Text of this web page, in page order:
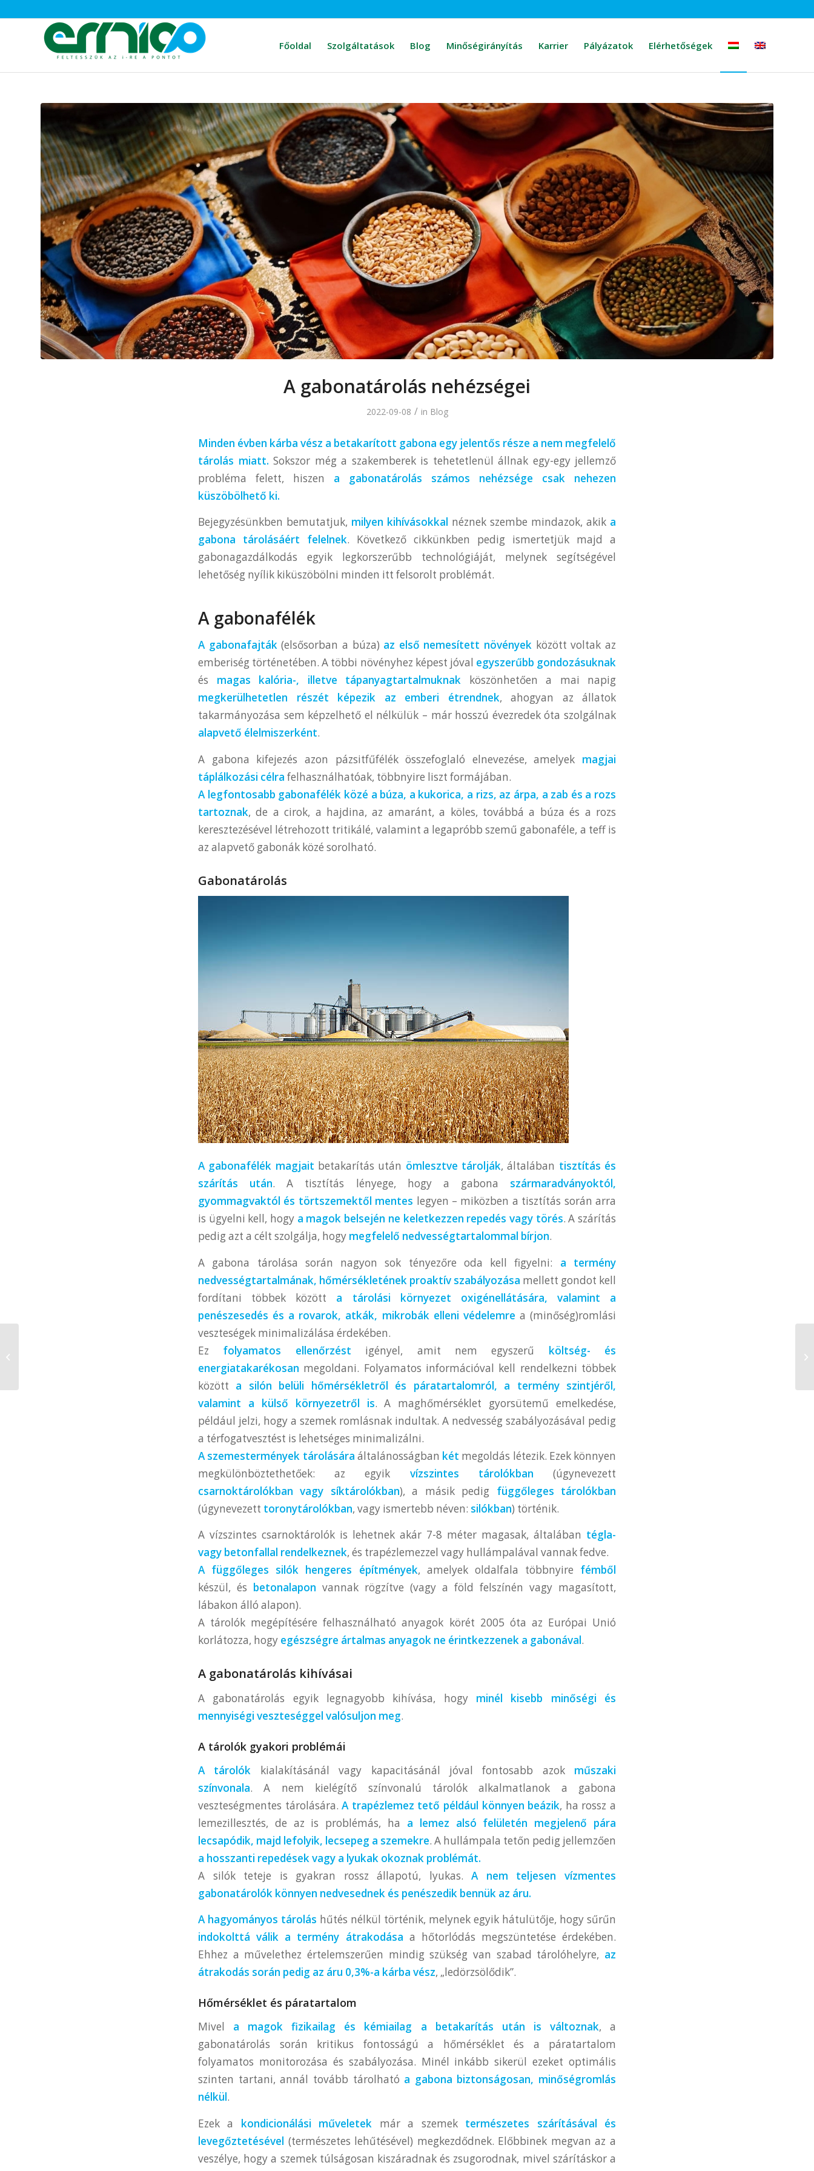
Főoldal Szolgáltatások Blog Minőségirányítás Karrier Pályázatok Elérhetőségek
A gabonatárolás nehézségei
2022-09-08 / in Blog
Minden évben kárba vész a betakarított gabona egy jelentős része a nem megfelelő
tárolás miatt. Sokszor még a szakemberek is tehetetlenül állnak egy-egy jellemző
probléma felett, hiszen a gabonatárolás számos nehézsége csak nehezen
küszöbölhető ki.
Bejegyzésünkben bemutatjuk, milyen kihívásokkal néznek szembe mindazok, akik a
gabona tárolásáért felelnek. Következő cikkünkben pedig ismertetjük majd a
gabonagazdálkodás egyik legkorszerűbb technológiáját, melynek segítségével
lehetőség nyílik kiküszöbölni minden itt felsorolt problémát.
A gabonafélék
A gabonafajták(elsősorban a búza) az első nemesített növények között voltak az
emberiség történetében. A többi növényhez képest jóval egyszerűbb gondozásuknak
és magas kalória-, illetve tápanyagtartalmuknak köszönhetően a mai napig
megkerülhetetlen részét képezik az emberi étrendnek, ahogyan az állatok
takarmányozása sem képzelhető el nélkülük – már hosszú évezredek óta szolgálnak
alapvető élelmiszerként.
A gabona kifejezés azon pázsitfűfélék összefoglaló elnevezése, amelyek magjai
táplálkozási célra felhasználhatóak, többnyire liszt formájában.
A legfontosabb gabonafélék közé a búza, a kukorica, a rizs, az árpa, a zab és a rozs
tartoznak, de a cirok, a hajdina, az amaránt, a köles, továbbá a búza és a rozs
keresztezésével létrehozott tritikálé, valamint a legapróbb szemű gabonaféle, a teff is
az alapvető gabonák közé sorolható.
Gabonatárolás
A gabonafélék magjait betakarítás után ömlesztve tárolják, általában tisztítás és
szárítás után. A tisztítás lényege, hogy a gabona szármaradványoktól,
gyommagvaktól és törtszemektől mentes legyen – miközben a tisztítás során arra
is ügyelni kell, hogy a magok belsején ne keletkezzen repedés vagy törés. A szárítás
pedig azt a célt szolgálja, hogy megfelelő nedvességtartalommal bírjon.
A gabona tárolása során nagyon sok tényezőre oda kell figyelni: a termény
nedvességtartalmának, hőmérsékletének proaktív szabályozása mellett gondot kell
fordítani többek között a tárolási környezet oxigénellátására, valamint a
penészesedés és a rovarok, atkák, mikrobák elleni védelemre a (minőség)romlási
veszteségek minimalizálása érdekében.
Ez folyamatos ellenőrzést igényel, amit nem egyszerű költség- és
energiatakarékosan megoldani. Folyamatos információval kell rendelkezni többek
között a silón belüli hőmérsékletről és páratartalomról, a termény szintjéről,
valamint a külső környezetről is. A maghőmérséklet gyorsütemű emelkedése,
például jelzi, hogy a szemek romlásnak indultak. A nedvesség szabályozásával pedig
a térfogatvesztést is lehetséges minimalizálni.
A szemestermények tárolására általánosságban két megoldás létezik. Ezek könnyen
megkülönböztethetőek: az egyik vízszintes tárolókban (úgynevezett
csarnoktárolókban vagy síktárolókban), a másik pedig függőleges tárolókban
(úgynevezett toronytárolókban, vagy ismertebb néven: silókban) történik.
A vízszintes csarnoktárolók is lehetnek akár 7-8 méter magasak, általában tégla-
vagy betonfallal rendelkeznek, és trapézlemezzel vagy hullámpalával vannak fedve.
A függőleges silók hengeres építmények, amelyek oldalfala többnyire fémből
készül, és betonalapon vannak rögzítve (vagy a föld felszínén vagy magasított,
lábakon álló alapon).
A tárolók megépítésére felhasználható anyagok körét 2005 óta az Európai Unió
korlátozza, hogy egészségre ártalmas anyagok ne érintkezzenek a gabonával.
A gabonatárolás kihívásai
A gabonatárolás egyik legnagyobb kihívása, hogy minél kisebb minőségi és
mennyiségi veszteséggel valósuljon meg.
A tárolók gyakori problémái
A tárolók kialakításánál vagy kapacitásánál jóval fontosabb azok műszaki
színvonala. A nem kielégítő színvonalú tárolók alkalmatlanok a gabona
veszteségmentes tárolására.A trapézlemez tető például könnyen beázik, ha rossz a
lemezillesztés, de az is problémás, ha a lemez alsó felületén megjelenő pára
lecsapódik, majd lefolyik, lecsepeg a szemekre. A hullámpala tetőn pedig jellemzően
a hosszanti repedések vagy a lyukak okoznak problémát.
A silók teteje is gyakran rossz állapotú, lyukas.A nem teljesen vízmentes
gabonatárolók könnyen nedvesednek és penészedik bennük az áru.
A hagyományos tárolás hűtés nélkül történik, melynek egyik hátulütője, hogy sűrűn
indokolttá válik a termény átrakodása a hőtorlódás megszüntetése érdekében.
Ehhez a művelethez értelemszerűen mindig szükség van szabad tárolóhelyre, az
átrakodás során pedig az áru 0,3%-a kárba vész, „ledörzsölődik”.
Hőmérséklet és páratartalom
Mivel a magok fizikailag és kémiailag a betakarítás után is változnak, a
gabonatárolás során kritikus fontosságú a hőmérséklet és a páratartalom
folyamatos monitorozása és szabályozása. Minél inkább sikerül ezeket optimális
szinten tartani, annál tovább tárolható a gabona biztonságosan, minőségromlás
nélkül.
Ezek a
kondicionálási műveletek már a szemektermészetes szárításával és
levegőztetésével (természetes lehűtésével) megkezdődnek. Előbbinek megvan az a
veszélye, hogy a szemek túlságosan kiszáradnak és zsugorodnak, mivel szárításkor a